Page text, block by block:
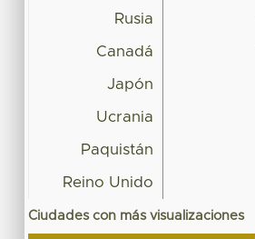
Rusia
Canadá
Japón
Ucrania
Paquistán
Reino Unido
Ciudades con más visualizaciones